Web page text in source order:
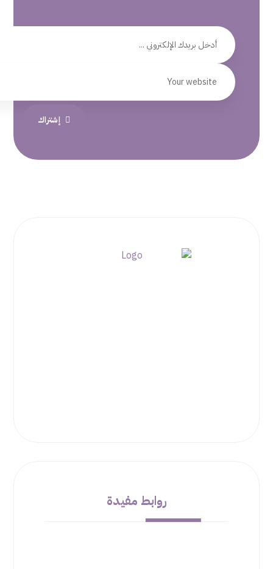
إشتراك
روابط مفيدة